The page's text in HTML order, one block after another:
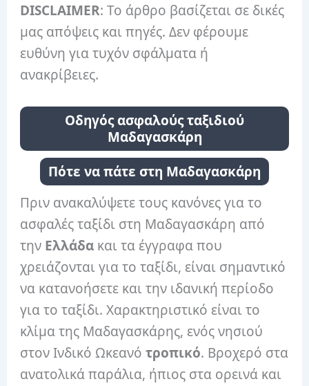
DISCLAIMER: Το άρθρο βασίζεται σε δικές
μας απόψεις και πηγές. Δεν φέρουμε
ευθύνη για τυχόν σφάλματα ή
ανακρίβειες.
Οδηγός ασφαλούς ταξιδιού
Μαδαγασκάρη
Πότε να πάτε στη Μαδαγασκάρη
Πριν ανακαλύψετε τους κανόνες για το
ασφαλές ταξίδι στη Μαδαγασκάρη από
την Ελλάδα και τα έγγραφα που
χρειάζονται για το ταξίδι, είναι σημαντικό
να κατανοήσετε και την ιδανική περίοδο
για το ταξίδι. Χαρακτηριστικό είναι το
κλίμα της Μαδαγασκάρης, ενός νησιού
στον Ινδικό Ωκεανότροπικό. Βροχερό στα
ανατολικά παράλια, ήπιος στα ορεινά και